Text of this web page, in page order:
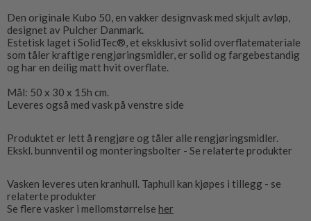
Den originale Kubo 50, en vakker designvask med skjult avløp,
designet av Pulcher Danmark.
Estetisk laget i SolidTec®, et eksklusivt solid overflatemateriale
som tåler kraftige rengjøringsmidler, er solid og fargebestandig
og har en deilig matt hvit overflate.
Mål: 50 x 30 x 15h cm.
Leveres også med vask på venstre side
Produktet er lett å rengjøre og tåler alle rengjøringsmidler.
Ekskl. bunnventil og monteringsbolter - Se relaterte produkter
Vasken leveres uten kranhull. Taphull kan kjøpes i tillegg - se
relaterte produkter
Se flere vasker i mellomstørrelse her